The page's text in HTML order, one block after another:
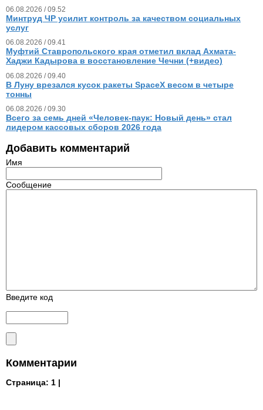
06.08.2026 / 09.52
Минтруд ЧР усилит контроль за качеством социальных
услуг
06.08.2026 / 09.41
Муфтий Ставропольского края отметил вклад Ахмата-
Хаджи Кадырова в восстановление Чечни (+видео)
06.08.2026 / 09.40
В Луну врезался кусок ракеты SpaceX весом в четыре
тонны
06.08.2026 / 09.30
Всего за семь дней «Человек‑паук: Новый день» стал
лидером кассовых сборов 2026 года
Добавить комментарий
Имя
Сообщение
Введите код
Комментарии
Страница: 1 |